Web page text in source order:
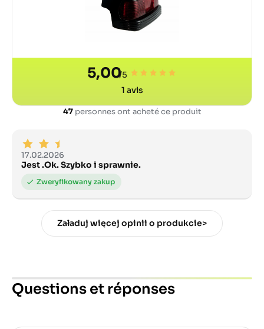
5,00/5
1 avis
47personnes ont acheté ce produit
17.02.2026
Jest .Ok. Szybko i sprawnie.
Załaduj więcej opinii o produkcie>
Questions et réponses